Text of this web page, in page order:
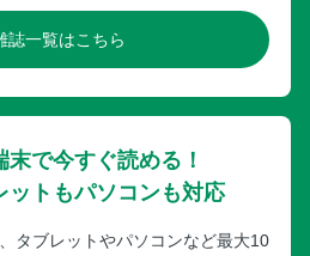
誌一覧はこちら
末で今すぐ読める！
ットもパソコンも対応
タブレットやパソコンなど最大10